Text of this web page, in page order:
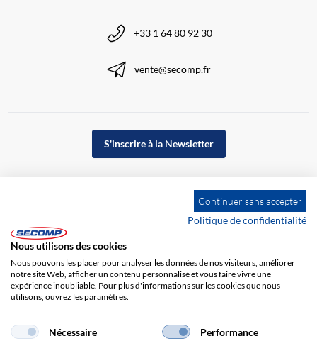
+33 1 64 80 92 30
vente@secomp.fr
S'inscrire à la Newsletter
Impression Responsabilité
Continuer sans accepter
Politique de confidentialité
Nous utilisons des cookies
Nous pouvons les placer pour analyser les données de nos visiteurs, améliorer
notre site Web, afficher un contenu personnalisé et vous faire vivre une
expérience inoubliable. Pour plus d'informations sur les cookies que nous
utilisons, ouvrez les paramètres.
Nécessaire Performance